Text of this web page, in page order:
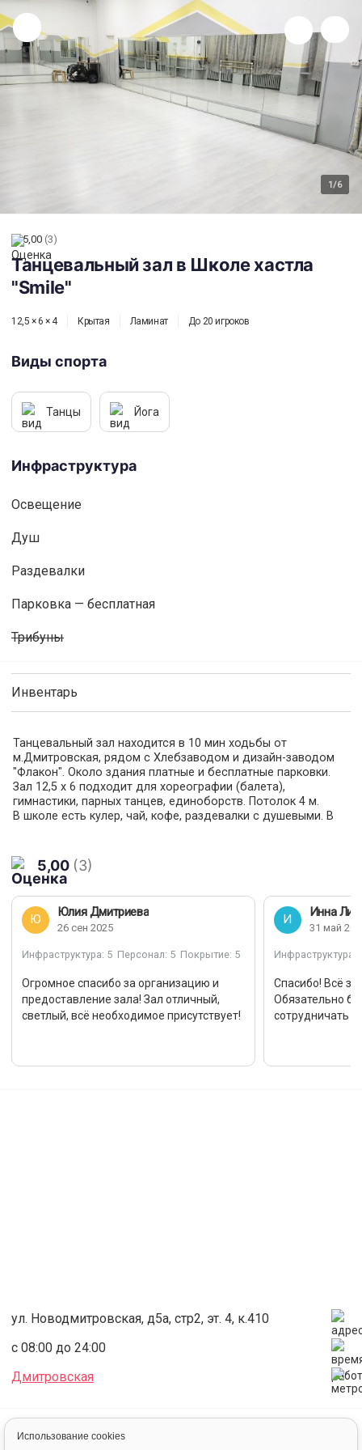
Использование cookies
1/6
5,00 (3)
Танцевальный зал в Школе хастла
"Smile"
12,5 × 6 × 4 Крытая Ламинат До 20 игроков
Виды спорта
Танцы Йога
Инфраструктура
Освещениe
Душ
Раздевалки
Парковка — бесплатная
Трибуны
Инвентарь
Танцевальный зал находится в 10 мин ходьбы от
м.Дмитровская, рядом с Хлебзаводом и дизайн-заводом
"Флакон". Около здания платные и бесплатные парковки.
Зал 12,5 х 6 подходит для хореографии (балета),
гимнастики, парных танцев, единоборств. Потолок 4 м.
В школе есть кулер, чай, кофе, раздевалки с душевыми. В
Вместимость зала 20 чел, с доп. оплатой - до 40 чел. (50
руб/чел за количество посетителей). Во время проведения
мероприятий допускается заказывать/приносить свои
напитки и еду.
Весь имеющийся инвентарь предоставляется бесплатно:
хореографический станок, коврики для йоги, скакалки,
гимнастические маты, татами. Помимо этого в зале есть
беспроводной микрофон.
При сотрудничестве на постоянной основе - бесплатная
публикация объявления о Ваших занятиях (секции, курсов,
групповых и индивидуальных занятий) в наших соцсетях
ВАЖНО! При посещении необходимо иметь с собой
5,00 (3)
Ю
Юлия Дмитриева
26 сен 2025
Инфраструктура: 5 Персонал: 5 Покрытие: 5
Огромное спасибо за организацию и
предоставление зала! Зал отличный,
светлый, всё необходимое присутствует!
И
Инна
31 май
Инфраструктура
Спасибо! Всё
Обязательно
сотрудничать
ул. Новодмитровская, д5а, стр2, эт. 4, к.410
с 08:00 до 24:00
Дмитровская